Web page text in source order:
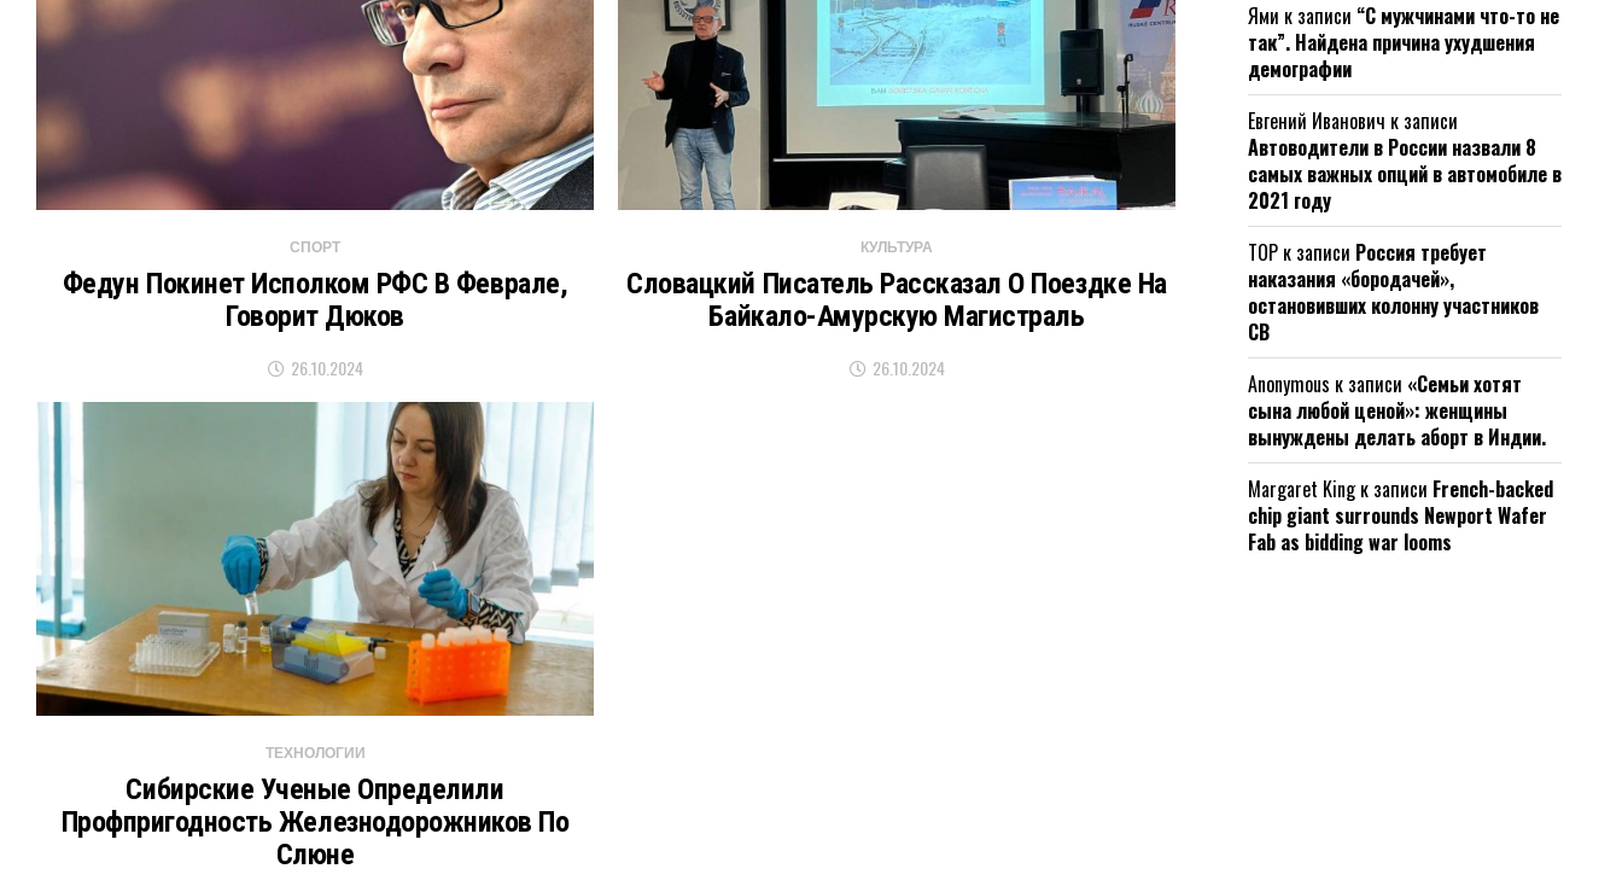
СПОРТ
Федун Покинет Исполком РФС В Феврале,
Говорит Дюков
26.10.2024
КУЛЬТУРА
Словацкий Писатель Рассказал О Поездке На
Байкало-Амурскую Магистраль
26.10.2024
ТЕХНОЛОГИИ
Сибирские Ученые Определили
Профпригодность Железнодорожников По
Слюне
Ями к записи “С мужчинами что-то не
так”. Найдена причина ухудшения
демографии
Евгений Иванович к записи
Автоводители в России назвали 8
самых важных опций в автомобиле в
2021 году
ТОР к записи Россия требует
наказания «бородачей»,
остановивших колонну участников
СВ
Anonymous к записи «Семьи хотят
сына любой ценой»: женщины
вынуждены делать аборт в Индии.
Margaret Kingк записи French-backed
chip giant surrounds Newport Wafer
Fab as bidding war looms